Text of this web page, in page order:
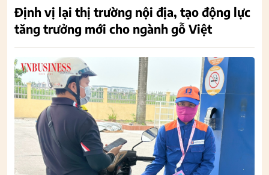
Định vị lại thị trường nội địa, tạo động lực
tăng trưởng mới cho ngành gỗ Việt